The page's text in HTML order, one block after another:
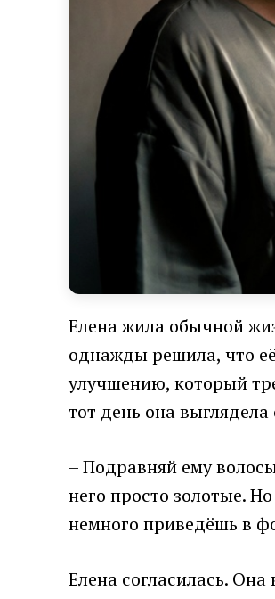
Елена жила обычной
однажды решила, что
улучшению, который
тот день она
– Подравняй ему
него просто золотые.
немного приведёшь в
Елена согласилась.